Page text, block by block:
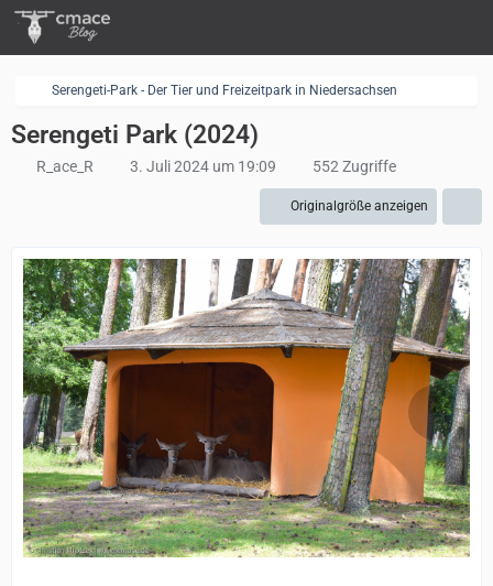
Serengeti-Park - Der Tier und Freizeitpark in Niedersachsen
Serengeti Park (2024)
R_ace_R 3. Juli 2024 um 19:09 552 Zugriffe
Originalgröße anzeigen